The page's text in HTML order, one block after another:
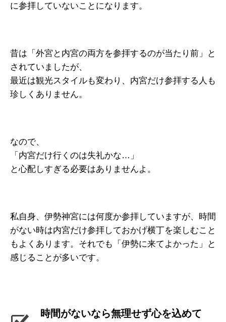
に参拝していないことになります。
昔は「外宮と内宮の両方を参拝するのが当たり前」と
されていましたが、
最近は観光スタイルも変わり、内宮だけ参拝する人も
珍しくありません。
なので、
「内宮だけ行くのは失礼かな…」
と心配しすぎる必要はありませんよ。
私自身、伊勢神宮には何度か参拝していますが、時間
がない時は内宮だけ参拝しておかげ横丁を楽しむこと
もよくあります。それでも「伊勢に来てよかった」と
感じることが多いです。
時間がないなら無理せず心を込めて